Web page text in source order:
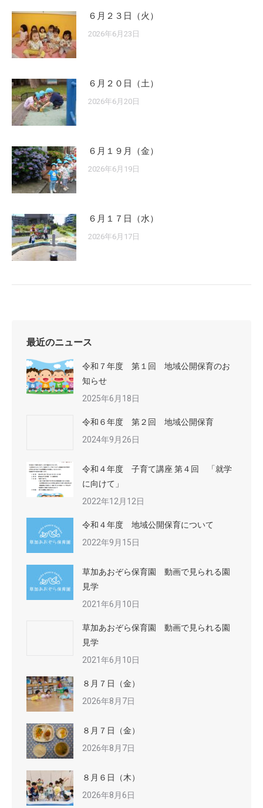
６月２３日（火）
2026年6月23日
６月２０日（土）
2026年6月20日
６月１９月（金）
2026年6月19日
６月１７日（水）
2026年6月17日
最近のニュース
令和７年度 第１回 地域公開保育のお
知らせ
2025年6月18日
令和６年度 第２回 地域公開保育
2024年9月26日
令和４年度 子育て講座 第４回 「就学
に向けて」
2022年12月12日
令和４年度 地域公開保育について
2022年9月15日
草加あおぞら保育園 動画で見られる園
見学
2021年6月10日
草加あおぞら保育園 動画で見られる園
見学
2021年6月10日
８月７日（金）
2026年8月7日
８月７日（金）
2026年8月7日
８月６日（木）
2026年8月6日